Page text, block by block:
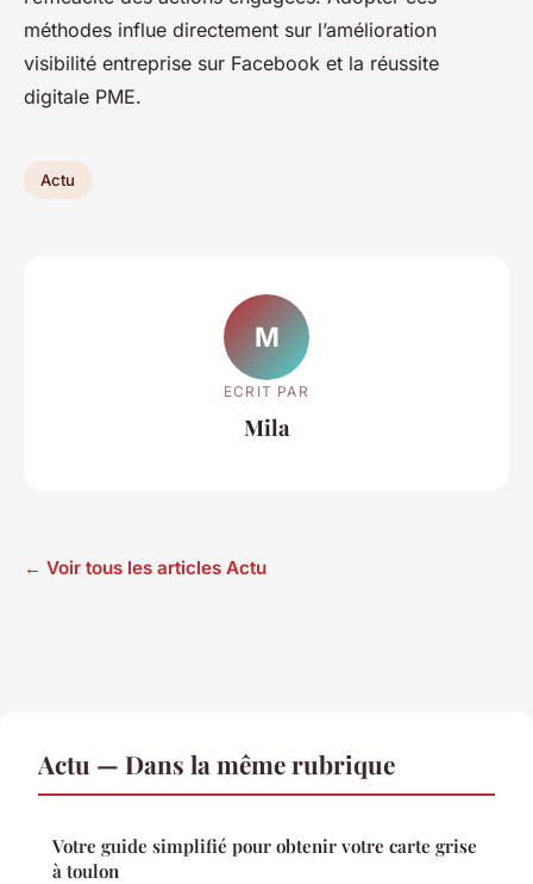
méthodes influe directement sur l’amélioration
visibilité entreprise sur Facebook et la réussite
digitale PME.
Actu
M
ECRIT PAR
Mila
← Voir tous les articles Actu
Actu — Dans la même rubrique
Votre guide simplifié pour obtenir votre carte grise
à toulon